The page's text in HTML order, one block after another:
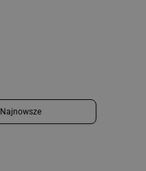
reviews by